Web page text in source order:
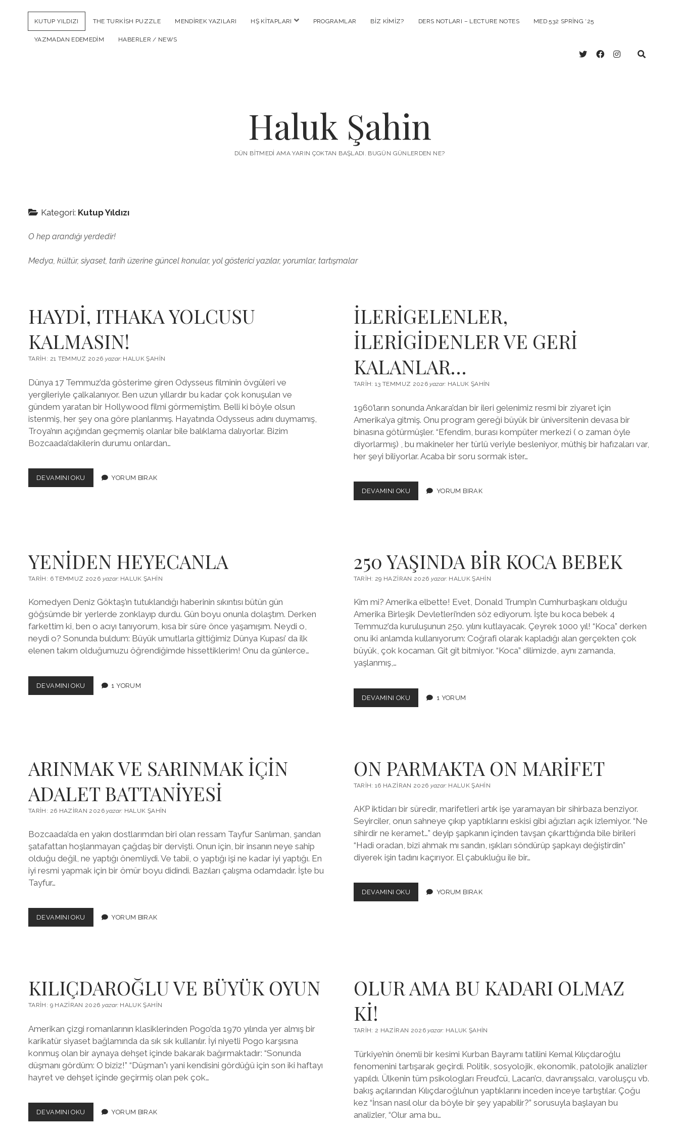
KUTUP YILDIZI THE TURKISH PUZZLE MENDIREK YAZILARI HŞ KITAPLARI menüyüPROGRAMLAR BIZ KIMIZ? DERS NOTLARI – LECTURE NOTES MED 532 SPRING ‘25
YAZMADAN EDEMEDIM HABERLER / NEWS
twitterfacebook
instagram
Haluk Şahin
DÜN BITMEDI AMA YARIN ÇOKTAN BAŞLADI. BUGÜN GÜNLERDEN NE?
Kategori: Kutup Yıldızı
O hep arandığı yerdedir!
Medya, kültür, siyaset, tarih üzerine güncel konular, yol gösterici yazılar, yorumlar, tartışmalar
HAYDİ, ITHAKA YOLCUSU
KALMASIN!
TARIH: 21 TEMMUZ 2026 yazar:HALUK ŞAHIN
Dünya 17 Temmuz’da gösterime giren Odysseus filminin övgüleri ve
yergileriyle çalkalanıyor. Ben uzun yıllardır bu kadar çok konuşulan ve
gündem yaratan bir Hollywood filmi görmemiştim. Belli ki böyle olsun
istenmiş, her şey ona göre planlanmış. Hayatında Odysseus adını duymamış,
Troya’nın açığından geçmemiş olanlar bile balıklama dalıyorlar. Bizim
Bozcaada’dakilerin durumu onlardan…
DEVAMINI OKU HAYDİ,
ITHAKA
YORUM BIRAK
İLERİGELENLER,
İLERİGİDENLER VE GERİ
KALANLAR…
TARIH: 13 TEMMUZ 2026yazar: HALUK ŞAHIN
1960’ların sonunda Ankara’dan bir ileri gelenimiz resmi bir ziyaret için
Amerika’ya gitmiş. Onu program gereği büyük bir üniversitenin devasa bir
binasına götürmüşler. “Efendim, burası kompüter merkezi ( o zaman öyle
diyorlarmış) , bu makineler her türlü veriyle besleniyor, müthiş bir hafızaları var,
her şeyi biliyorlar. Acaba bir soru sormak ister…
DEVAMINI OKU İLERİGELENLER,
İLERİGİDENLER
YORUM BIRAK
YENİDEN HEYECANLA
TARIH: 6 TEMMUZ 2026 yazar:HALUK ŞAHIN
Komedyen Deniz Göktaş’ın tutuklandığı haberinin sıkıntısı bütün gün
göğsümde bir yerlerde zonklayıp durdu. Gün boyu onunla dolaştım. Derken
farkettim ki, ben o acıyı tanıyorum, kısa bir süre önce yaşamışım. Neydi o,
neydi o? Sonunda buldum: Büyük umutlarla gittiğimiz Dünya Kupası’ da ilk
elenen takım olduğumuzu öğrendiğimde hissettiklerim! Onu da günlerce…
DEVAMINI OKU YENİDEN
HEYECANLA
1 YORUM
250 YAŞINDA BİR KOCA BEBEK
TARIH: 29 HAZIRAN 2026 yazar:HALUK ŞAHIN
Kim mi? Amerika elbette! Evet, Donald Trump’ın Cumhurbaşkanı olduğu
Amerika Birleşik Devletleri’nden söz ediyorum. İşte bu koca bebek 4
Temmuz’da kuruluşunun 250. yılını kutlayacak. Çeyrek 1000 yıl! “Koca” derken
onu iki anlamda kullanıyorum: Coğrafi olarak kapladığı alan gerçekten çok
büyük, çok kocaman. Git git bitmiyor. “Koca” dilimizde, aynı zamanda,
yaşlanmış,…
DEVAMINI OKU
YAŞINDA
1 YORUM
ARINMAK VE SARINMAK İÇİN
ADALET BATTANİYESİ
TARIH: 26 HAZIRAN 2026yazar: HALUK ŞAHIN
Bozcaada’da en yakın dostlarımdan biri olan ressam Tayfur Sanlıman, şandan
şatafattan hoşlanmayan çağdaş bir dervişti. Onun için, bir insanın neye sahip
olduğu değil, ne yaptığı önemliydi. Ve tabii, o yaptığı işi ne kadar iyi yaptığı. En
iyi resmi yapmak için bir ömür boyu didindi. Bazıları çalışma odamdadır. İşte bu
Tayfur…
DEVAMINI OKU ARINMAK
VE
YORUM BIRAK
ON PARMAKTA ON MARİFET
TARIH: 16 HAZIRAN 2026 yazar:HALUK ŞAHIN
AKP iktidarı bir süredir, marifetleri artık işe yaramayan bir sihirbaza benziyor.
Seyirciler, onun sahneye çıkıp yaptıklarını eskisi gibi ağızları açık izlemiyor. “Ne
sihirdir ne keramet…” deyip şapkanın içinden tavşan çıkarttığında bile birileri
“Hadi oradan, bizi ahmak mı sandın, ışıkları söndürüp şapkayı değiştirdin”
diyerek işin tadını kaçırıyor. El çabukluğu ile bir…
DEVAMINI OKU
PARMAKTA
YORUM BIRAK
KILIÇDAROĞLU VE BÜYÜK OYUN
TARIH: 9 HAZIRAN 2026 yazar:HALUK ŞAHIN
Amerikan çizgi romanlarının klasiklerinden Pogo’da 1970 yılında yer almış bir
karikatür siyaset bağlamında da sık sık kullanılır. İyi niyetli Pogo karşısına
konmuş olan bir aynaya dehşet içinde bakarak bağırmaktadır: “Sonunda
düşmanı gördüm: O biziz!” “Düşman”ı yani kendisini gördüğü için son iki haftayı
hayret ve dehşet içinde geçirmiş olan pek çok…
DEVAMINI OKU KILIÇDAROĞLU
VE
YORUM BIRAK
OLUR AMA BU KADARI OLMAZ
Kİ!
TARIH: 2 HAZIRAN 2026yazar: HALUK ŞAHIN
Türkiye’nin önemli bir kesimi Kurban Bayramı tatilini Kemal Kılıçdaroğlu
fenomenini tartışarak geçirdi. Politik, sosyolojik, ekonomik, patolojik analizler
yapıldı. Ülkenin tüm psikologları Freud’cü, Lacan’cı, davranışsalcı, varoluşçu vb.
bakış açılarından Kılıçdaroğlu’nun yaptıklarını inceden inceye tartıştılar. Çoğu
kez “İnsan nasıl olur da böyle bir şey yapabilir?” sorusuyla başlayan bu
analizler, “Olur ama bu…